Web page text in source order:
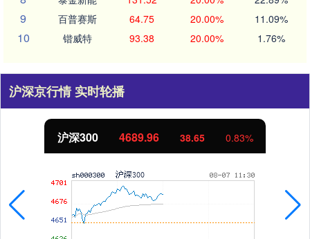
9 百普赛斯 64.75 20.00% 11.09%
10 锴威特 93.38 20.00% 1.76%
沪深京行情 实时轮播
沪深300 4689.96 38.65 0.83%